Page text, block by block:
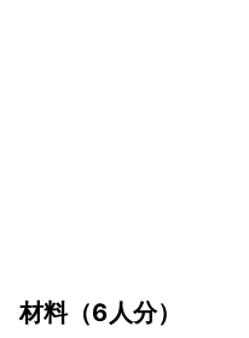
材料（6人分）